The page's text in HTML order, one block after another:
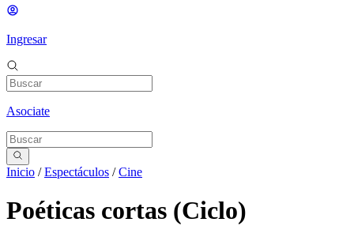
Ingresar
Asociate
Inicio /Espectáculos /Cine
Poéticas cortas (Ciclo)